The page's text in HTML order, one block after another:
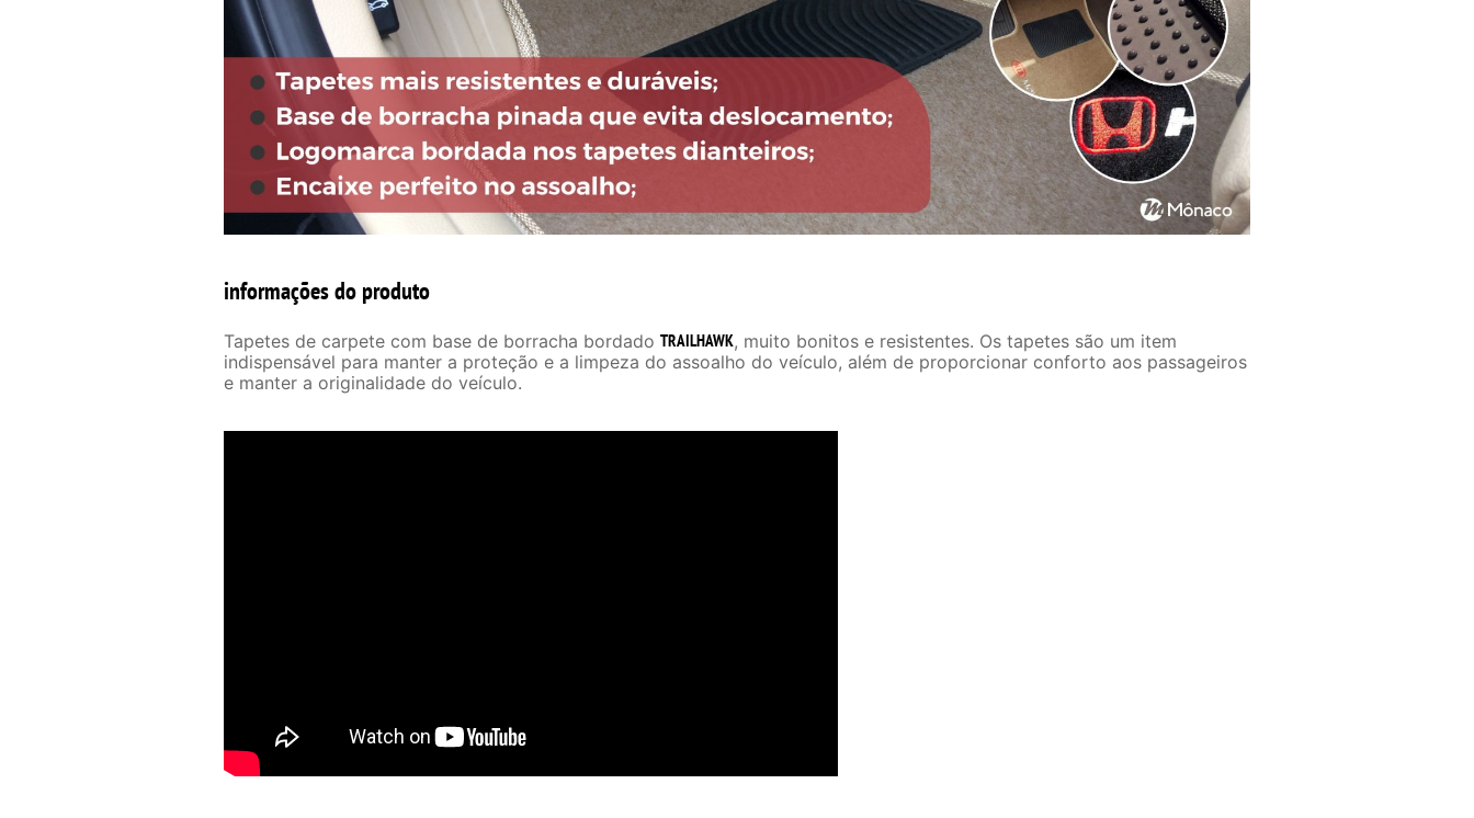
informações do produto
Tapetes de carpete com base de borracha bordado TRAILHAWK, muito bonitos e resistentes. Os tapetes são um item
indispensável para manter a proteção e a limpeza do assoalho do veículo, além de proporcionar conforto aos passageiros
e manter a originalidade do veículo.